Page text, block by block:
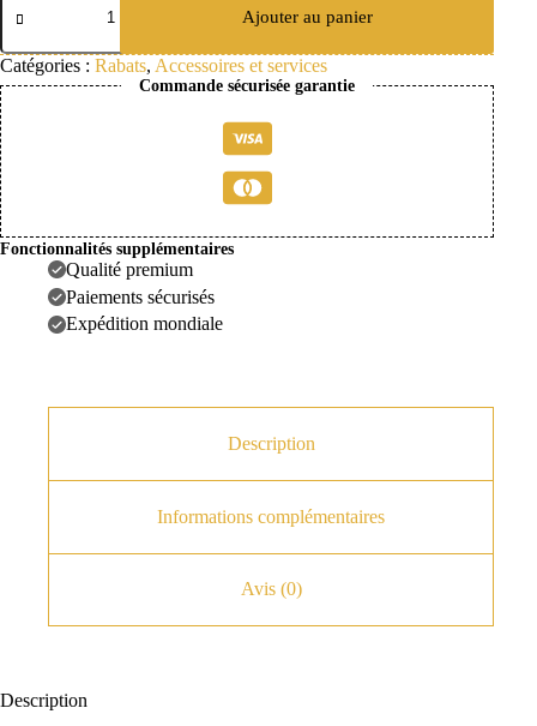
Rabat
à
pois
10
-
Polyester
Ajouter au panier
Catégories : Rabats, Accessoires et services
Commande sécurisée garantie
Fonctionnalités supplémentaires
Qualité premium
Paiements sécurisés
Expédition mondiale
Description
Informations complémentaires
Avis (0)
Description